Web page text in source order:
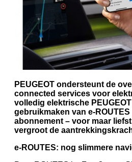
PEUGEOT ondersteunt de
connected services voor
volledig elektrische
gebruikmaken van e-
abonnement – voor maar
vergroot de
e-ROUTES: nog slimmere